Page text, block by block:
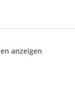
anzeigen